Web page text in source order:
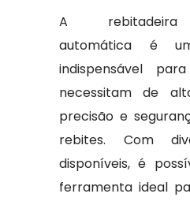
A rebitadeira
automática é
indispensável
necessitam de
precisão e
rebites. Com
disponíveis, é
ferramenta ideal